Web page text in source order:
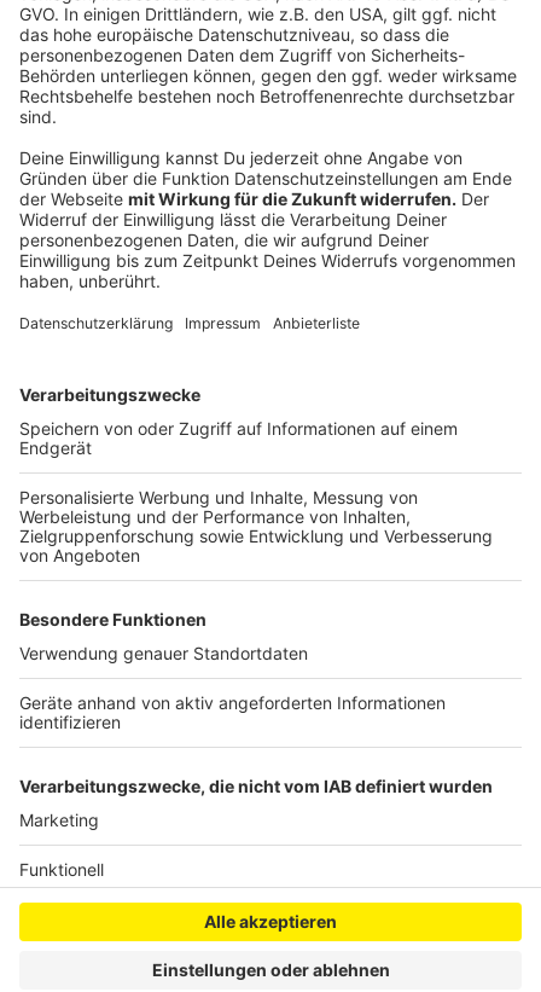
Anzeige
gegen die typischen Erkältungen. Aber im Schnitt ist
jeder Zweite vor Erkrankungen geschützt. "Bei den
Jüngeren ist er etwas höher, bei Älteren etwas
niedriger", sagt Glasmacher und ergänzt: "Die Impfung
selbst bewirkt - selbst bei Erkrankung - einen Schutz
vor einem schweren Verlauf."
Anzeige
Hände waschen ist das A und O
Anzeige
nicht kommen lassen, deshalb gilt laut der Expertin:
"Hände waschen, so oft es geht und die Hände bis zu
30 Sekunden einweichen lassen. Den Kontakt zu
Menschen mit Atemwegserkrankungen so gut es geht
meiden - das machen viele nämlich nicht."
Anzeige
Anzeige